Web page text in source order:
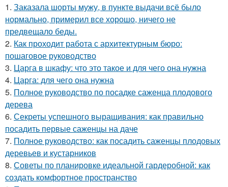
1. Заказала шорты мужу, в пункте выдачи всё было
нормально, примерил все хорошо, ничего не
предвещало беды.
2. Как проходит работа с архитектурным бюро:
пошаговое руководство
3. Царга в шкафу: что это такое и для чего она нужна
4. Царга: для чего она нужна
5. Полное руководство по посадке саженца плодового
дерева
6. Секреты успешного выращивания: как правильно
посадить первые саженцы на даче
7. Полное руководство: как посадить саженцы плодовых
деревьев и кустарников
8. Советы по планировке идеальной гардеробной: как
создать комфортное пространство